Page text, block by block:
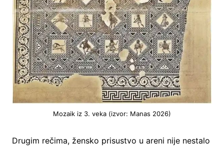
Mozaik iz 3. veka (izvor: Manas 2026)
Drugim rečima, žensko prisustvo u areni nije nestalo